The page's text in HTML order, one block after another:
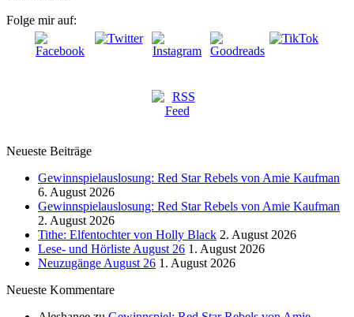
Folge mir auf:
Neueste Beiträge
Gewinnspielauslosung: Red Star Rebels von Amie Kaufman
6. August 2026
Gewinnspielauslosung: Red Star Rebels von Amie Kaufman
2. August 2026
Tithe: Elfentochter von Holly Black 2. August 2026
Lese- und Hörliste August 26 1. August 2026
Neuzugänge August 26 1. August 2026
Neueste Kommentare